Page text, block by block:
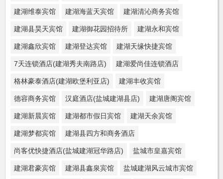
建湖维泰宾馆 建湖海蓝天宾馆 建湖清沁商务宾馆
建湖县昊天宾馆 建湖御花园招待所 建湖永和宾馆
建湖鑫欣宾馆 建湖登达宾馆 建湖天缘快捷宾馆
7天连锁酒店(建湖秀夫南路店) 建湖爱尚佳连锁酒店
格林豪泰酒店(建湖欧堡利亚店) 建湖丰收宾馆
德容商务宾馆 汉庭酒店(盐城建湖县店) 建湖唐阁宾馆
建湖新晨宾馆 建湖都市假日宾馆 建湖天余宾馆
建湖梦都宾馆 建湖县四方和商务酒店
尚客优快捷酒店(盐城建湖冠华路店) 盐城市皇嘉宾馆
建湖君豪宾馆 建湖县鑫泉宾馆 盐城建湖风云城市宾馆